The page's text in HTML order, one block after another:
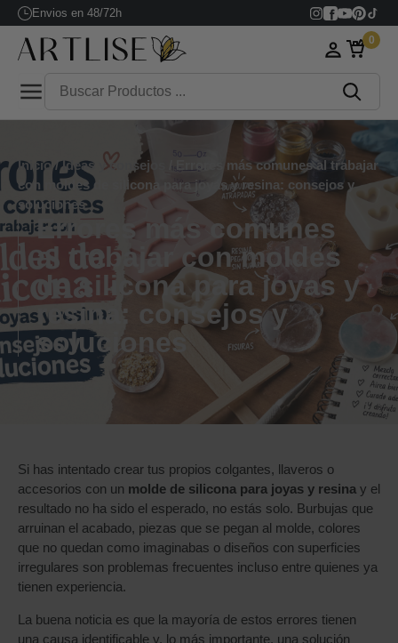
Envios en 48/72h
0
Inicio/Ideas y consejos
/ Errores más comunes al trabajar
con moldes de silicona para joyas y resina: consejos y
soluciones
Errores más comunes
al trabajar con moldes
de silicona para joyas y
resina: consejos y
soluciones
Si has intentado crear tus propios colgantes, llaveros o
accesorios con un molde de silicona para joyas y resina y el
resultado no ha sido el esperado, no estás solo. Burbujas que
arruinan el acabado, piezas que se pegan al molde, colores
que no quedan como imaginabas o diseños con superficies
irregulares son problemas frecuentes incluso entre quienes ya
tienen experiencia.
La buena noticia es que la mayoría de estos errores tienen
una causa identificable y, lo más importante, una solución